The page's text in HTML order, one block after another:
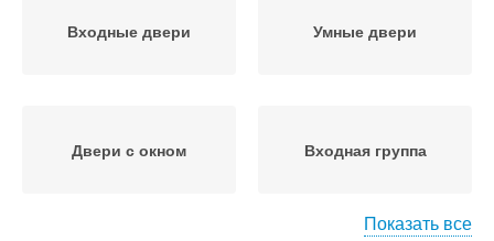
Входные двери Умные двери
Двери с окном Входная группа
Показать все